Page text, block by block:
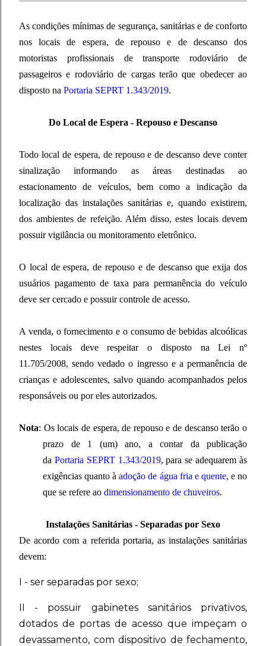
As condições mínimas de segurança, sanitárias e de conforto
nos locais de espera, de repouso e de descanso dos
motoristas profissionais de transporte rodoviário de
passageiros e rodoviário de cargas terão que obedecer ao
disposto na Portaria SEPRT 1.343/2019.
Do Local de Espera - Repouso e Descanso
Todo local de espera, de repouso e de descanso deve conter
sinalização informando as áreas destinadas ao
estacionamento de veículos, bem como a indicação da
localização das instalações sanitárias e, quando existirem,
dos ambientes de refeição. Além disso, estes locais devem
possuir vigilância ou monitoramento eletrônico.
O local de espera, de repouso e de descanso que exija dos
usuários pagamento de taxa para permanência do veículo
deve ser cercado e possuir controle de acesso.
A venda, o fornecimento e o consumo de bebidas alcoólicas
nestes locais deve respeitar o disposto na Lei nº
11.705/2008, sendo vedado o ingresso e a permanência de
crianças e adolescentes, salvo quando acompanhados pelos
responsáveis ou por eles autorizados.
Nota: Os locais de espera, de repouso e de descanso terão o
prazo de 1 (um) ano, a contar da publicação
da Portaria SEPRT 1.343/2019, para se adequarem às
exigências quanto àadoção de água fria e quente, e no
que se refere ao dimensionamento de chuveiros.
Instalações Sanitárias - Separadas por Sexo
De acordo com a referida portaria, as instalações sanitárias
devem:
I - ser separadas por sexo;
II - possuir gabinetes sanitários privativos,
dotados de portas de acesso que impeçam o
devassamento, com dispositivo de fechamento,